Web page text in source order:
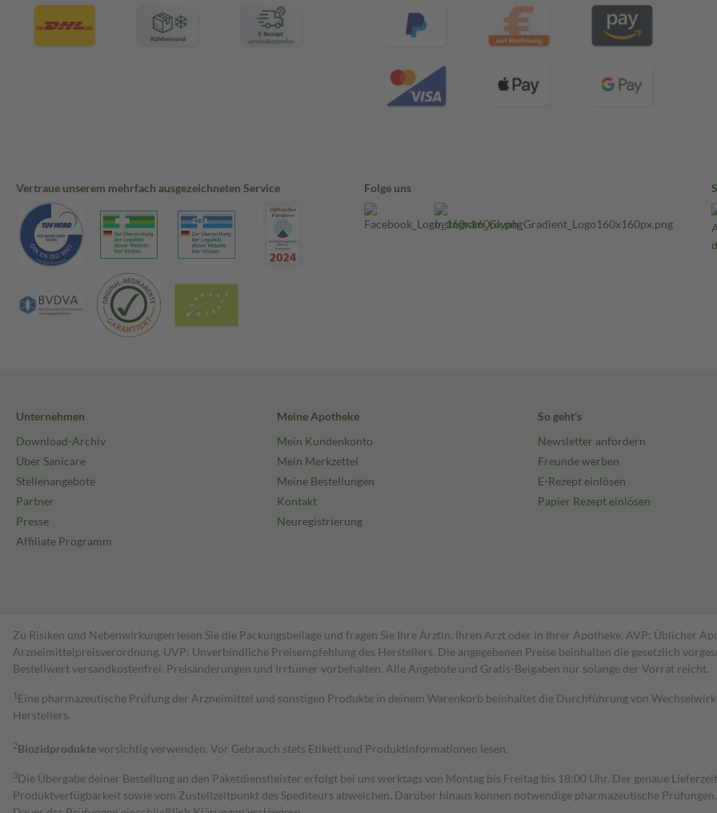
Vertraue unserem mehrfach ausgezeichneten Service Folge uns
Unternehmen
Download-Archiv
Über Sanicare
Stellenangebote
Partner
Presse
Affiliate Programm
Meine Apotheke
Mein Kundenkonto
Mein Merkzettel
Meine Bestellungen
Kontakt
Neuregistrierung
So geht's
Newsletter anfordern
Freunde werben
E-Rezept einlösen
Papier Rezept einlösen
Zu Risiken und Nebenwirkungen lesen Sie die Packungsbeilage und fragen Sie Ihre Ärztin, Ihren Arzt oder in Ihrer Apotheke. AVP: Üblicher
Arzneimittelpreisverordnung. UVP: Unverbindliche Preisempfehlung des Herstellers. Die angegebenen Preise beinhalten die gesetzlich
Bestell­wert versand­kosten­frei. Preisänderungen und Irrtümer vorbehalten. Alle Angebote und Gratis-Beigaben nur solange der Vorrat reicht.
1 Eine pharmazeutische Prüfung der Arzneimittel und sonstigen Produkte in deinem Warenkorb beinhaltet die Durchführung von
Herstellers.
2Biozidproduktevorsichtig verwenden. Vor Gebrauch stets Etikett und Produktinformationen lesen.
3Die Übergabe deiner Bestellung an den Paketdienstleister erfolgt bei uns werktags von Montag bis Freitag bis 18:00 Uhr. Der genaue
Produktverfügbarkeit sowie vom Zustellzeitpunkt des Spediteurs abweichen. Darüber hinaus können notwendige pharmazeutische